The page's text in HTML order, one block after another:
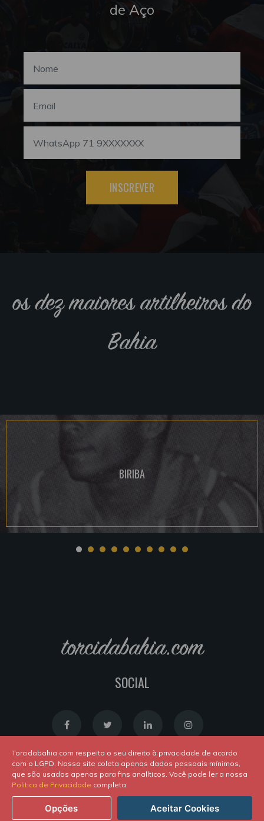
de Aço
INSCREVER
os dez maiores artilheiros do
Bahia
BIRIBA
torcidabahia.com
SOCIAL
Política de Cookies|Política de Privacidade
Powered byNewton Duarte. ALl rights reserved © 2020
Torcidabahia.com respeita o seu direito à privacidade de acordo
com o LGPD. Nosso site coleta apenas dados pessoais mínimos,
que são usados apenas para fins analíticos. Você pode ler a nossa
Politica de Privacidade completa.
Opções Aceitar Cookies